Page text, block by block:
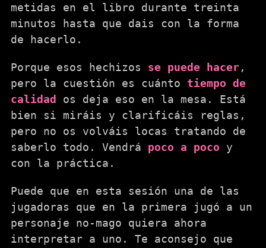
metidas en el libro durante treinta
minutos hasta que dais con la forma
de hacerlo.
Porque esos hechizos se puede hacer,
pero la cuestión es cuánto tiempo de
calidad
os deja eso en la mesa. Está
bien si miráis y clarificáis reglas,
pero no os volváis locas tratando de
saberlo todo. Vendrá poco a poco y
con la práctica.
Puede que en esta sesión una de las
jugadoras que en la primera jugó a un
personaje no-mago quiera ahora
interpretar a uno. Te aconsejo que